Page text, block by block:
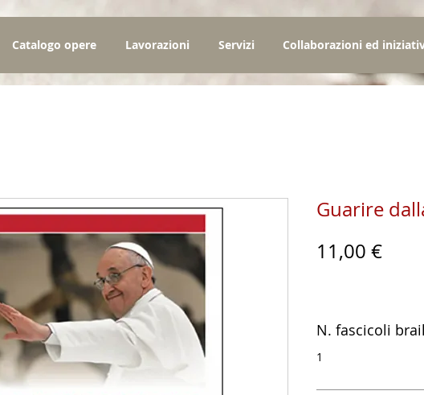
Catalogo opere Lavorazioni Servizi Collaborazioni ed
Guarire
11,00 €
N. fascicoli
1